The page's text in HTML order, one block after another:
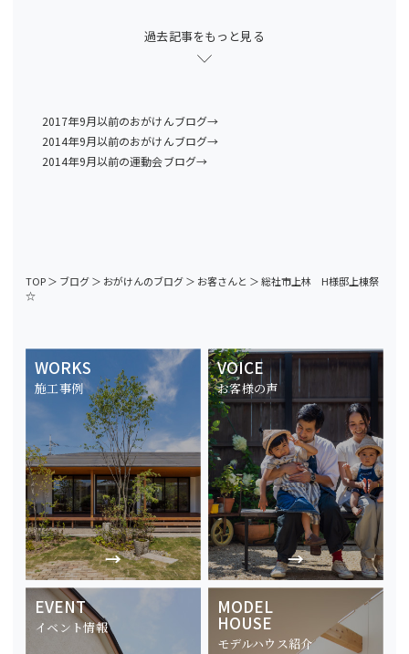
過去記事をもっと見る
2017年9月以前のおがけんブログ→
2014年9月以前のおがけんブログ→
2014年9月以前の運動会ブログ→
TOP＞ ブログ＞ おがけんのブログ＞ お客さんと ＞総社市上林 H様邸上棟祭
☆
WORKS
施工事例
VOICE
お客様の声
EVENT
イベント情報
MODEL
HOUSE
モデルハウス紹介